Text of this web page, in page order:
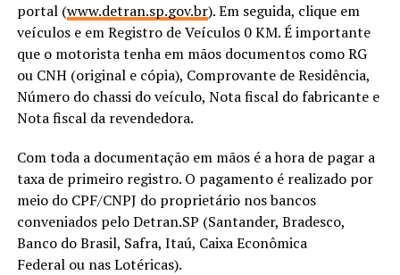
portal (www.detran.sp.gov.br). Em seguida, clique em
veículos e em Registro de Veículos 0 KM. É importante
que o motorista tenha em mãos documentos como RG
ou CNH (original e cópia), Comprovante de Residência,
Número do chassi do veículo, Nota fiscal do fabricante e
Nota fiscal da revendedora.
Com toda a documentação em mãos é a hora de pagar a
taxa de primeiro registro. O pagamento é realizado por
meio do CPF/CNPJ do proprietário nos bancos
conveniados pelo Detran.SP (Santander, Bradesco,
Banco do Brasil, Safra, Itaú, Caixa Econômica
Federal ou nas Lotéricas).